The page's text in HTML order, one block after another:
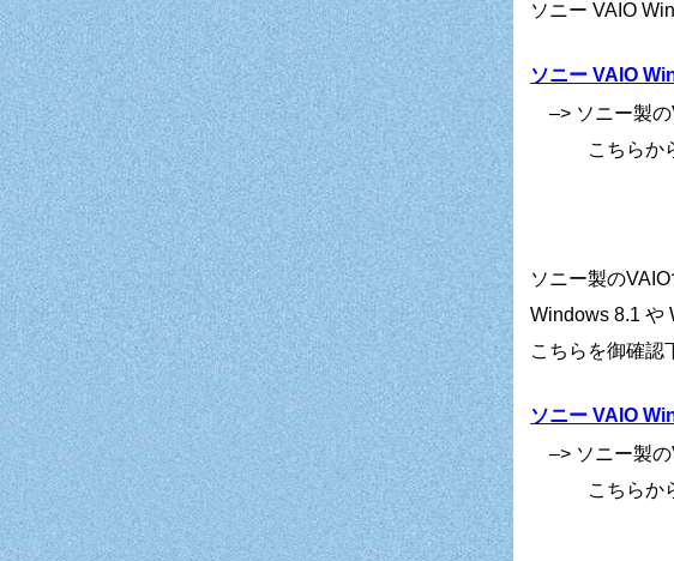
ソニー VAIO
ソニー VAIO
–> ソニー製の
こちらから
ソニー製の
Windows 8.1 や
こちらを御確認
ソニー VAIO
–> ソニー製の
こちらから